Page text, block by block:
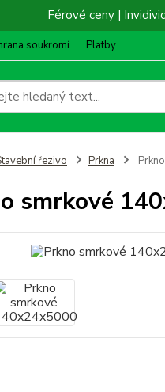
Férové ceny |
soukromí Platby
řezivo Prkna
smrkové